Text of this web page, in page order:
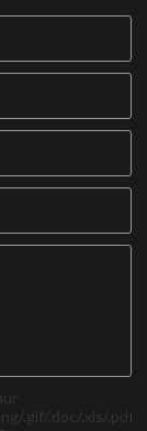
.gif/.doc/.xls/.pdf,